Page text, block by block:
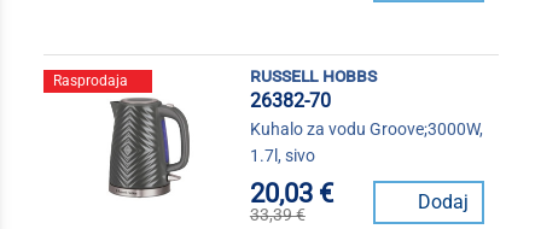
Rasprodaja
russell hobbs
26382-70
Kuhalo za vodu Groove;3000W,
1.7l, sivo
20,03 €
33,39 €
Dodaj